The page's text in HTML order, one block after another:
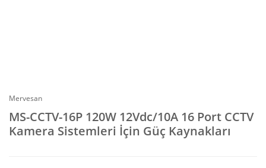
Mervesan
MS-CCTV-16P 120W 12Vdc/10A 16 Port CCTV
Kamera Sistemleri İçin Güç Kaynakları